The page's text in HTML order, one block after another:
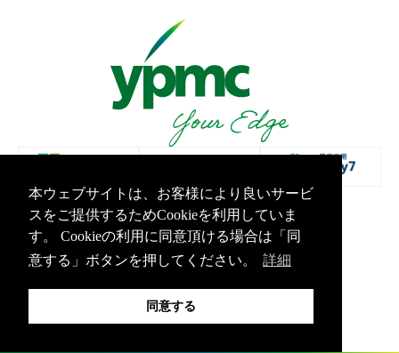
プライバシーポリシー 情報セキュリティ基本方針
Copyright Yamashita PMC Inc.All Rights Reserved.
本ウェブサイトは、お客様により良いサービ
スをご提供するためCookieを利用していま
す。 Cookieの利用に同意頂ける場合は「同
意する」ボタンを押してください。
詳細
同意する